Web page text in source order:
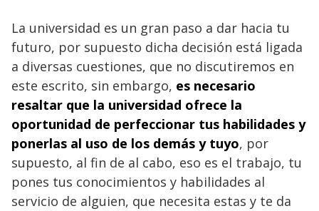
La universidad es un gran paso a dar hacia tu
futuro, por supuesto dicha decisión está ligada
a diversas cuestiones, que no discutiremos en
este escrito, sin embargo, es necesario
resaltar que la universidad ofrece la
oportunidad de perfeccionar tus habilidades y
ponerlas al uso de los demás y tuyo, por
supuesto, al fin de al cabo, eso es el trabajo, tu
pones tus conocimientos y habilidades al
servicio de alguien, que necesita estas y te da